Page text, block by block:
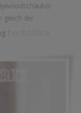
gleich die